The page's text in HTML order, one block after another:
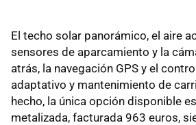
El techo solar panorámico, el aire
sensores de aparcamiento y la
atrás, la navegación GPS y el
adaptativo y mantenimiento de
hecho, la única opción disponible
metalizada, facturada 963 euros,